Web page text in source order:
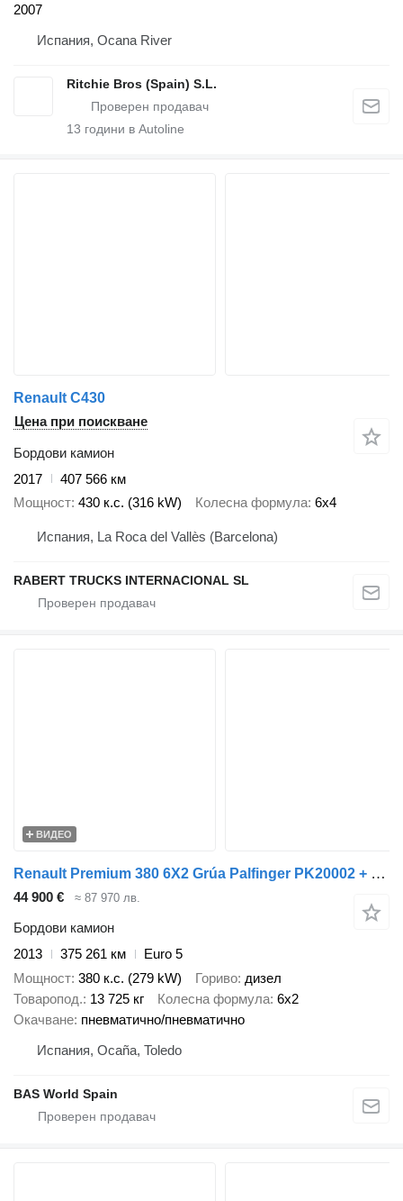
2007
Испания, Ocana River
Ritchie Bros (Spain) S.L.
13 години в Autoline
Renault C430
Цена при поискване
Бордови камион
2017
407 566 км
Мощност 430 к.с. (316 kW) Колесна формула 6x4
Испания, La Roca del Vallès (Barcelona)
RABERT TRUCKS INTERNACIONAL SL
ВИДЕО
Renault Premium 380 6X2 Grúa Palfinger PK20002 + Eje Elevable y Direccio
44 900 € ≈ 87 970 лв.
Бордови камион
2013
375 261 км
Euro 5
Мощност 380 к.с. (279 kW) Гориво дизел
Товаропод. 13 725 кг Колесна формула 6x2
Окачване пневматично/пневматично
Испания, Ocaña, Toledo
BAS World Spain